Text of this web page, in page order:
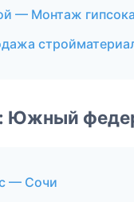
— Монтаж
Южный
— Сочи